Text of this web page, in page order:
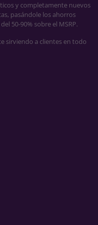
y completamente nuevos
pasándole los ahorros
50-90% sobre el MSRP.
sirviendo a clientes en todo